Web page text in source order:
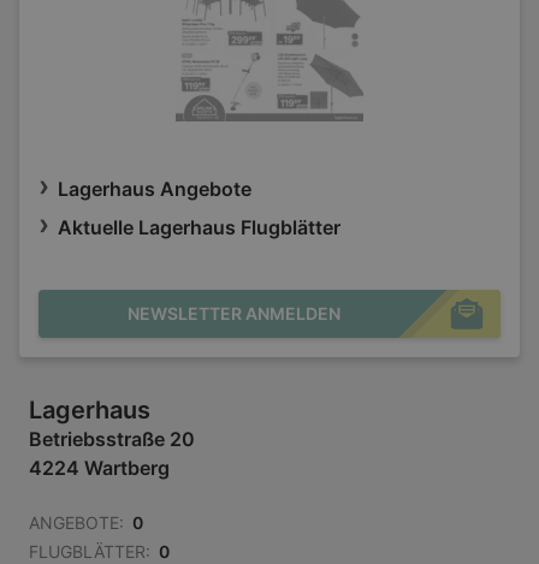
Lagerhaus Angebote
Aktuelle Lagerhaus Flugblätter
NEWSLETTER ANMELDEN
Lagerhaus
Betriebsstraße 20
4224 Wartberg
ANGEBOTE: 0
FLUGBLÄTTER: 0